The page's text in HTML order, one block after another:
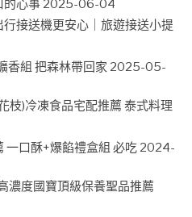
的心事 2025-06-04
接送機更安心｜旅遊接送小提
香組 把森林帶回家 2025-05-
枝)冷凍食品宅配推薦 泰式料理
一口酥+爆餡禮盒組 必吃 2024-
濃度國寶頂級保養聖品推薦